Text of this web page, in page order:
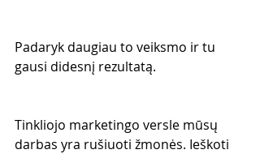
Padaryk daugiau to veiksmo ir tu
gausi didesnį rezultatą.
Tinkliojo marketingo versle mūsų
darbas yra rušiuoti žmonės. Ieškoti